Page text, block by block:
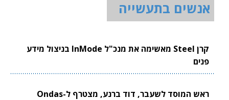
אנשים בתעשייה
קרן Steel מאשימה את מנכ"ל InMode בניצול מידע
פנים
ראש המוסד לשעבר, דוד ברנע, מצטרף ל-Ondas